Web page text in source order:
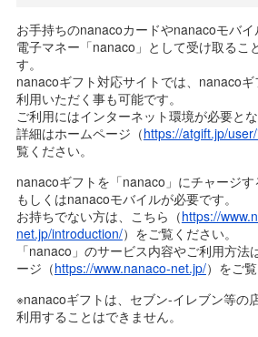
お手持ちのnanacoカードやnanacoモバイ
電子マネー「nanaco」として受け取るこ
す。
nanacoギフト対応サイトでは、nanaco
利用いただく事も可能です。
ご利用にはインターネット環境が必要とな
詳細はホームページ（https://atgift.jp/
覧ください。
nanacoギフトを「nanaco」にチャージ
もしくはnanacoモバイルが必要です。
お持ちでない方は、こちら（https://
net.jp/introduction/）をご覧ください。
「nanaco」のサービス内容やご利用方
ージ（https://www.nanaco-net.jp/）をご覧
※nanacoギフトは、セブン-イレブン等の
利用することはできません。